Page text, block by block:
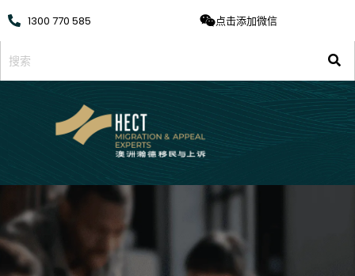
1300 770 585 点击添加微信